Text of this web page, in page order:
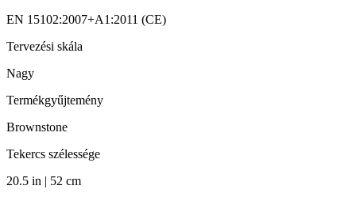
EN 15102:2007+A1:2011 (CE)
Tervezési skála
Nagy
Termékgyűjtemény
Brownstone
Tekercs szélessége
20.5 in | 52 cm